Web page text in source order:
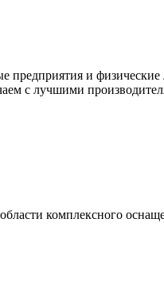
предприятия и физические
с лучшими
комплексного